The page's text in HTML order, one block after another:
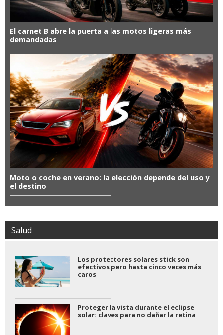
El carnet B abre la puerta a las motos ligeras más
demandadas
Moto o coche en verano: la elección depende del uso y
el destino
Salud
Los protectores solares stick son
efectivos pero hasta cinco veces más
caros
Proteger la vista durante el eclipse
solar: claves para no dañar la retina